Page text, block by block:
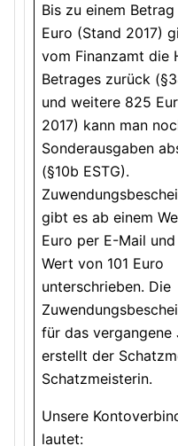
Bis zu einem
Euro (Stand 2017)
vom Finanzamt die
Betrages zurück
und weitere 825
2017) kann man
Sonderausgaben
(§10b ESTG).
gibt es ab einem
Euro per E-Mail
Wert von 101 Euro
unterschrieben. Die
für das vergangene
erstellt der
Schatzmeisterin.
Unsere
lautet: